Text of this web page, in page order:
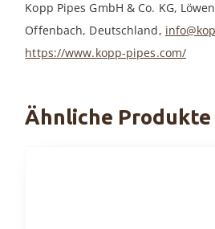
Kopp Pipes GmbH & Co. KG,
Offenbach, Deutschland,
https://www.kopp-pipes.com/
Ähnliche Produkte